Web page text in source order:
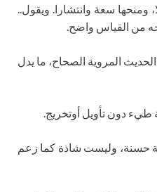
ومنحها سعة وانتشارا. ويقول..
من القياس واضح.
المروية الصحاح، ما يدل
طيء دون تأويل أوتخريج.
حسنة، وليست شاذة كما زعم